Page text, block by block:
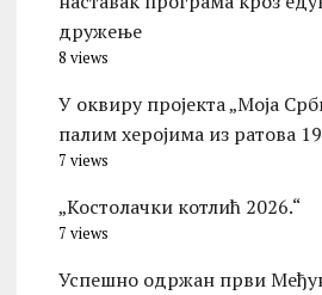
дружење
8 views
У оквиру пројекта „Моја
палим херојима из ратова
7 views
„Костолачки котлић 2026.“
7 views
Успешно одржан први